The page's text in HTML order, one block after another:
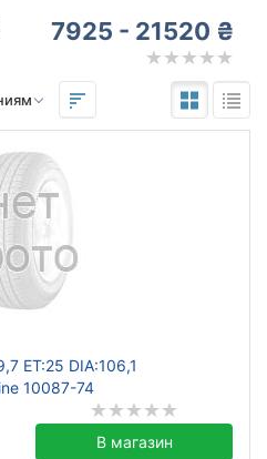
7925 - 21520 ₴
ET:25 DIA:106,1
10087-74
В магазин
до
до